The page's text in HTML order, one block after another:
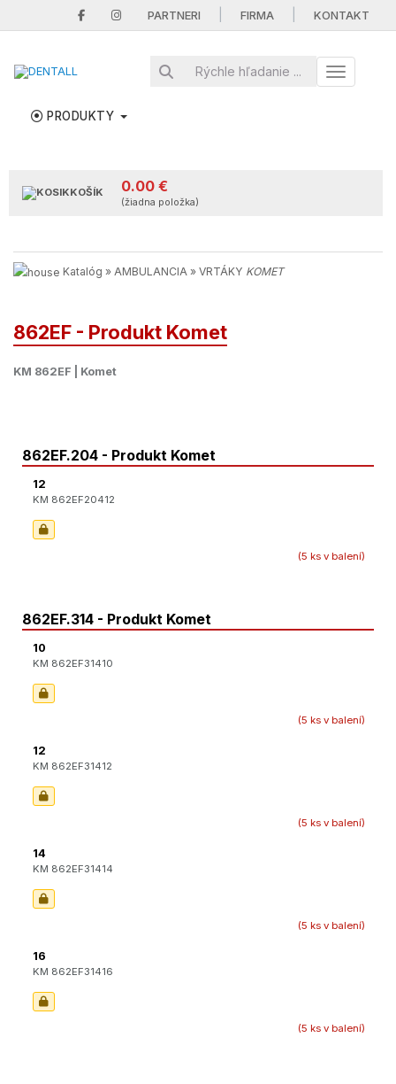
PARTNERI FIRMA KONTAKT
Toggle
PRODUKTY
KOŠÍK 0.00 €
(žiadna položka)
Katalóg » AMBULANCIA » VRTÁKY KOMET
862EF - Produkt Komet
KM 862EF | Komet
862EF.204 - Produkt Komet
12
KM 862EF20412
(5 ks v balení)
862EF.314 - Produkt Komet
10
KM 862EF31410
(5 ks v balení)
12
KM 862EF31412
(5 ks v balení)
14
KM 862EF31414
(5 ks v balení)
16
KM 862EF31416
(5 ks v balení)